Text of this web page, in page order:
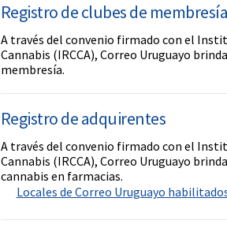
Registro de clubes de membresía
A través del convenio firmado con el
Cannabis (IRCCA), Correo Uruguayo
membresía.
Registro de adquirentes
A través del convenio firmado con el
Cannabis (IRCCA), Correo Uruguayo
cannabis en farmacias.
Locales de Correo Uruguayo